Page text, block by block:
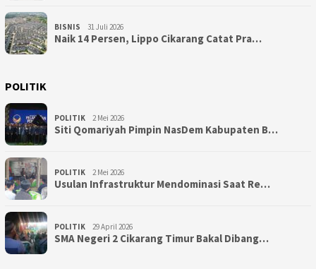
BISNIS 31 Juli 2026
Naik 14 Persen, Lippo Cikarang Catat Pra…
POLITIK
POLITIK 2 Mei 2026
Siti Qomariyah Pimpin NasDem Kabupaten B…
POLITIK 2 Mei 2026
Usulan Infrastruktur Mendominasi Saat Re…
POLITIK 29 April 2026
SMA Negeri 2 Cikarang Timur Bakal Dibang…